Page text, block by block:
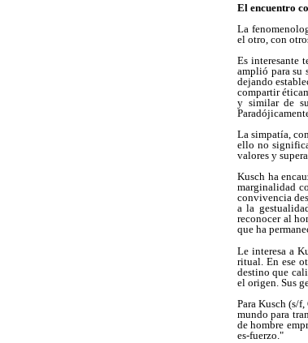
El encuentro
La
el otro, con
Es interesante
amplió para su
dejando
compartir
y similar de
La simpatía,
ello no
valores y
Kusch ha
marginalidad
convivencia
a la
reconocer al
que ha
Le interesa a
ritual. En ese
destino que
el origen. Sus
Para Kusch (s/
mundo para
de hombre
es-fuerzo."